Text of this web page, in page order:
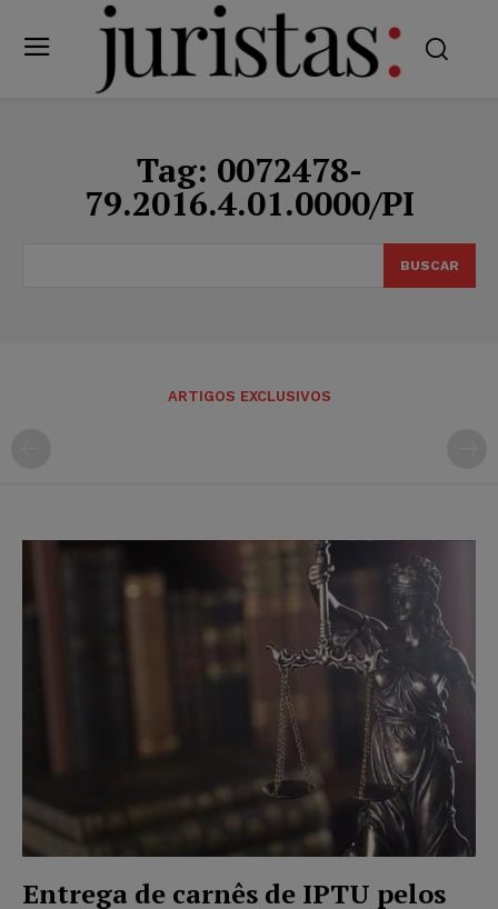
Tag: 0072478-
79.2016.4.01.0000/PI
BUSCAR
ARTIGOS EXCLUSIVOS
Entrega de carnês de IPTU pelos